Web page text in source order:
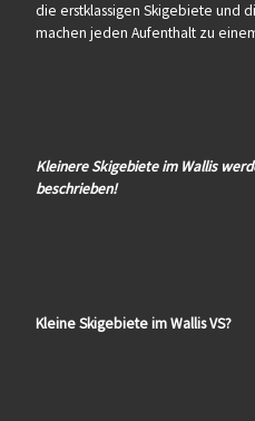
die erstklassigen Skigebiete und
machen jeden Aufenthalt zu
Kleinere Skigebiete im Wallis
beschrieben!
Kleine Skigebiete im Wallis VS?